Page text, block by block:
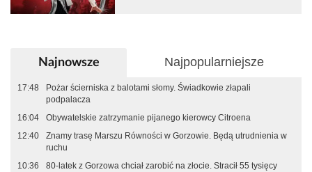
Najnowsze Najpopularniejsze
17:48
Pożar ścierniska z balotami słomy. Świadkowie złapali
podpalacza
16:04
Obywatelskie zatrzymanie pijanego kierowcy Citroena
12:40
Znamy trasę Marszu Równości w Gorzowie. Będą utrudnienia w
ruchu
10:36
80-latek z Gorzowa chciał zarobić na złocie. Stracił 55 tysięcy